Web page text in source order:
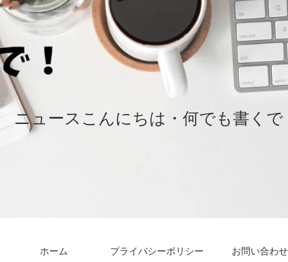
ニュースこんにちは・何でも書くで
ホーム プライバシーポリシー お問い合わせ